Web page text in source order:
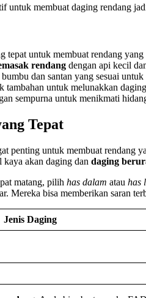
untuk membuat daging rendang
tepat untuk membuat rendang
rendang dengan api kecil
dan santan yang sesuai
tambahan untuk melunakkan
sempurna untuk menikmati
Tepat
penting untuk membuat rendang
akan daging dan daging
matang, pilih has dalam atau has
Mereka bisa memberikan saran
Jenis Daging